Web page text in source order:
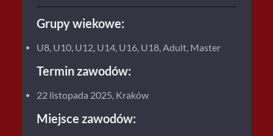
Grupy wiekowe:
U8, U10, U12, U14, U16, U18, Adult, Master
Termin zawodów:
22 listopada 2025, Kraków
Miejsce zawodów: